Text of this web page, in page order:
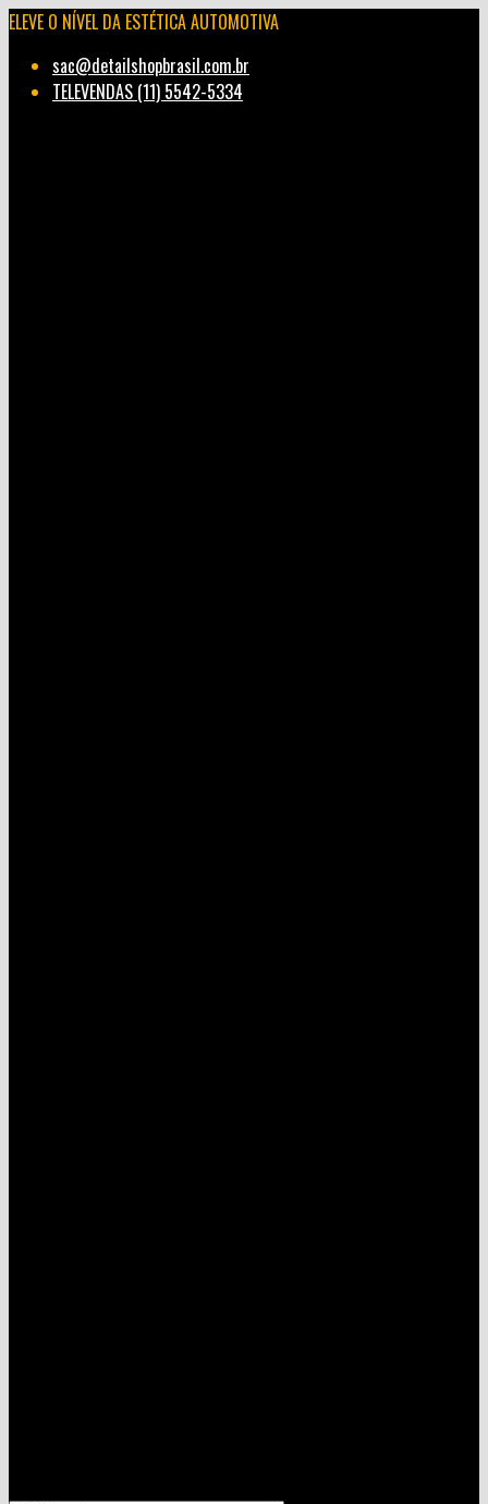
ELEVE O NÍVEL DA ESTÉTICA AUTOMOTIVA
sac@detailshopbrasil.com.br
TELEVENDAS (11) 5542-5334